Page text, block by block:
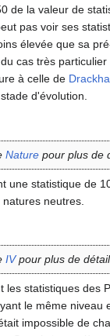
de la valeur de
pas voir ses
élevée que sa
cas très particulier
à celle de
d'évolution.
Nature pour plus de
une statistique de
neutres.
IVpour plus de
les statistiques des
le même
impossible de